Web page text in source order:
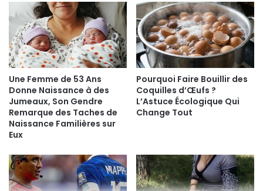
Une Femme de 53 Ans
Donne Naissance à des
Jumeaux, Son Gendre
Remarque des Taches de
Naissance Familières sur
Eux
Pourquoi Faire Bouillir des
Coquilles d’Œufs ?
L’Astuce Écologique Qui
Change Tout